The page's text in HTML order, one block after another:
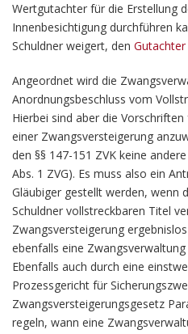
Wertgutachter für die Erstellung
Innenbesichtigung durchführen
Schuldner weigert, den Gutachter
Angeordnet wird die
Anordnungsbeschluss vom
Hierbei sind aber die
einer Zwangsversteigerung
den §§ 147-151 ZVK keine
Abs. 1 ZVG). Es muss also ein
Gläubiger gestellt werden, wenn
Schuldner vollstreckbaren Titel
Zwangsversteigerung
ebenfalls eine
Ebenfalls auch durch eine
Prozessgericht für
Zwangsversteigerungsgesetz
regeln, wann eine